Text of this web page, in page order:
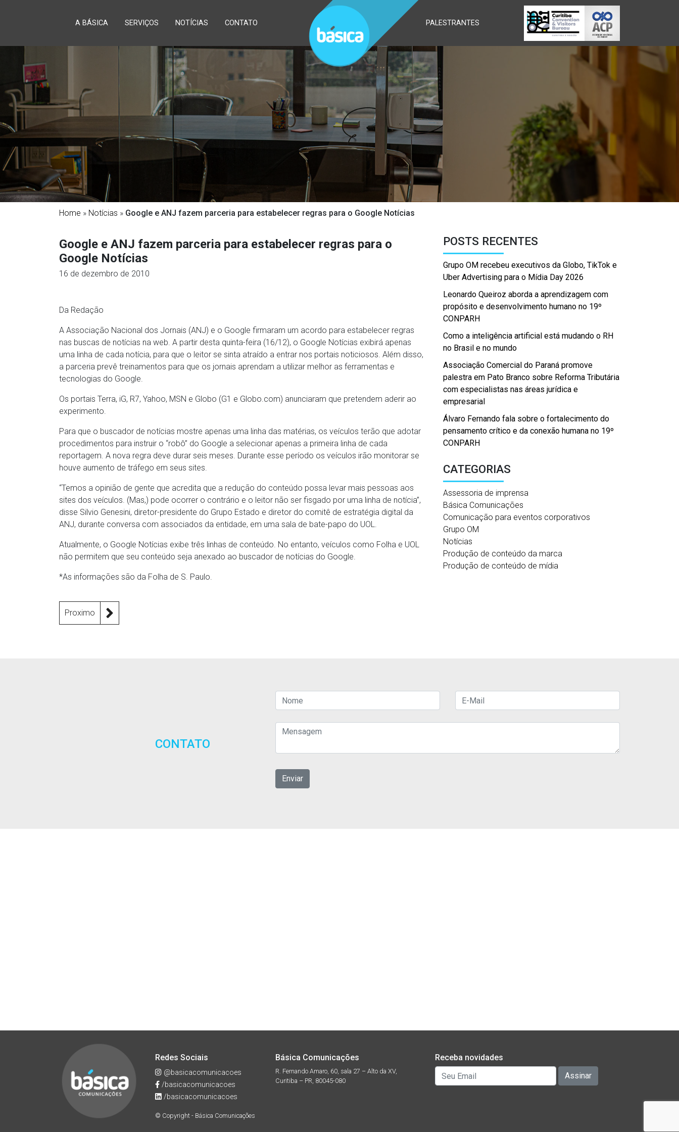
A BÁSICA SERVIÇOS NOTÍCIAS CONTATO PALESTRANTES
Home » Notícias » Google e ANJ fazem parceria para estabelecer regras para o Google Notícias
Google e ANJ fazem parceria para estabelecer regras para o
Google Notícias
16 de dezembro de 2010
Da Redação
A Associação Nacional dos Jornais (ANJ) e o Google firmaram um acordo para estabelecer regras
nas buscas de notícias na web. A partir desta quinta-feira (16/12), o Google Notícias exibirá apenas
uma linha de cada notícia, para que o leitor se sinta atraído a entrar nos portais noticiosos. Além disso,
a parceria prevê treinamentos para que os jornais aprendam a utilizar melhor as ferramentas e
tecnologias do Google.
Os portais Terra, iG, R7, Yahoo, MSN e Globo (G1 e Globo.com) anunciaram que pretendem aderir ao
experimento.
Para que o buscador de notícias mostre apenas uma linha das matérias, os veículos terão que adotar
procedimentos para instruir o “robô” do Google a selecionar apenas a primeira linha de cada
reportagem. A nova regra deve durar seis meses. Durante esse período os veículos irão monitorar se
houve aumento de tráfego em seus sites.
“Temos a opinião de gente que acredita que a redução do conteúdo possa levar mais pessoas aos
sites dos veículos. (Mas,) pode ocorrer o contrário e o leitor não ser fisgado por uma linha de notícia”,
disse Silvio Genesini, diretor-presidente do Grupo Estado e diretor do comitê de estratégia digital da
ANJ, durante conversa com associados da entidade, em uma sala de bate-papo do UOL.
Atualmente, o Google Notícias exibe três linhas de conteúdo. No entanto, veículos como Folha e UOL
não permitem que seu conteúdo seja anexado ao buscador de notícias do Google.
*As informações são da Folha de S. Paulo.
Proximo
POSTS RECENTES
Grupo OM recebeu executivos da Globo, TikTok e
Uber Advertising para o Mídia Day 2026
Leonardo Queiroz aborda a aprendizagem com
propósito e desenvolvimento humano no 19º
CONPARH
Como a inteligência artificial está mudando o RH
no Brasil e no mundo
Associação Comercial do Paraná promove
palestra em Pato Branco sobre Reforma Tributária
com especialistas nas áreas jurídica e
empresarial
Álvaro Fernando fala sobre o fortalecimento do
pensamento crítico e da conexão humana no 19º
CONPARH
CATEGORIAS
Assessoria de imprensa
Básica Comunicações
Comunicação para eventos corporativos
Grupo OM
Notícias
Produção de conteúdo da marca
Produção de conteúdo de mídia
CONTATO
Redes Sociais
@basicacomunicacoes
/basicacomunicacoes
/basicacomunicacoes
Básica Comunicações
R. Fernando Amaro, 60, sala 27 – Alto da XV,
Curitiba – PR, 80045-080
Receba novidades
© Copyright - Básica Comunicações